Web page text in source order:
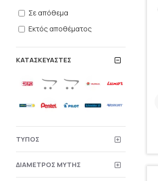
ΚΑΤΑΣΚΕΥΑΣΤΈΣ
ΤΎΠΟΣ
ΔΙΆΜΕΤΡΟΣ ΜΎΤΗΣ
Σε απόθεμα
Εκτός αποθέματος